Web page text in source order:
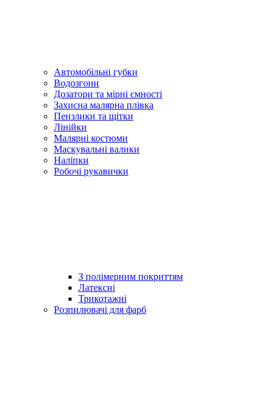
Автомобільні губки
Водозгони
Дозатори та мірні ємності
Захисна малярна плівка
Пензлики та щітки
Лінійки
Малярні костюми
Маскувальні валики
Наліпки
Робочі рукавички
З полімерним покриттям
Латексні
Трикотажні
Розпилювачі для фарб